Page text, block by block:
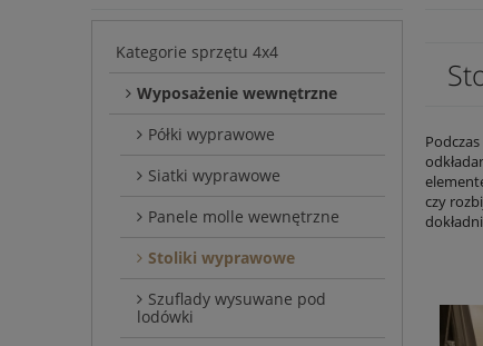
Kategorie sprzętu 4x4
Wyposażenie wewnętrzne
Półki wyprawowe
Siatki wyprawowe
Panele molle wewnętrzne
Stoliki wyprawowe
Szuflady wysuwane pod
lodówki
czy